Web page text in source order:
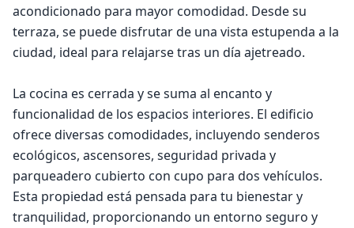
acondicionado para mayor comodidad. Desde su
terraza, se puede disfrutar de una vista estupenda a la
ciudad, ideal para relajarse tras un día ajetreado.
La cocina es cerrada y se suma al encanto y
funcionalidad de los espacios interiores. El edificio
ofrece diversas comodidades, incluyendo senderos
ecológicos, ascensores, seguridad privada y
parqueadero cubierto con cupo para dos vehículos.
Esta propiedad está pensada para tu bienestar y
tranquilidad, proporcionando un entorno seguro y